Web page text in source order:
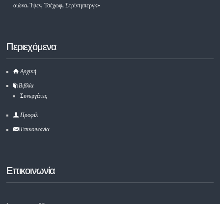
αιώνα. Ίψεν, Τσέχωφ, Στρίντμπεργκ»
Περιεχόμενα
Αρχική
Βιβλία
Συνεργάτες
Προφίλ
Επικοινωνία
Επικοινωνία